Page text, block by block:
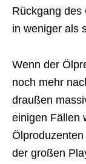
Rückgang des
in weniger als
Wenn der
noch mehr
draußen
einigen Fällen
der großen